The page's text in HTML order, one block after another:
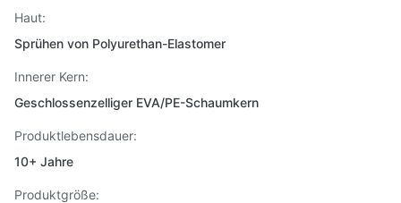
Haut:
Sprühen von Polyurethan-Elastomer
Innerer Kern:
Geschlossenzelliger EVA/PE-Schaumkern
Produktlebensdauer:
10+ Jahre
Produktgröße: